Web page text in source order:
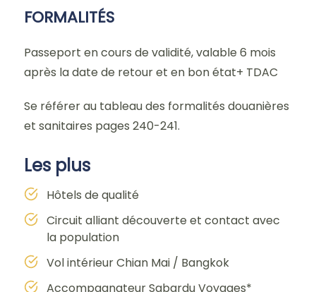
FORMALITÉS
Passeport en cours de validité, valable 6 mois
après la date de retour et en bon état+ TDAC
Se référer au tableau des formalités douanières
et sanitaires pages 240-241.
Les plus
Hôtels de qualité
Circuit alliant découverte et contact avec
la population
Vol intérieur Chian Mai / Bangkok
Accompagnateur Sabardu Voyages*